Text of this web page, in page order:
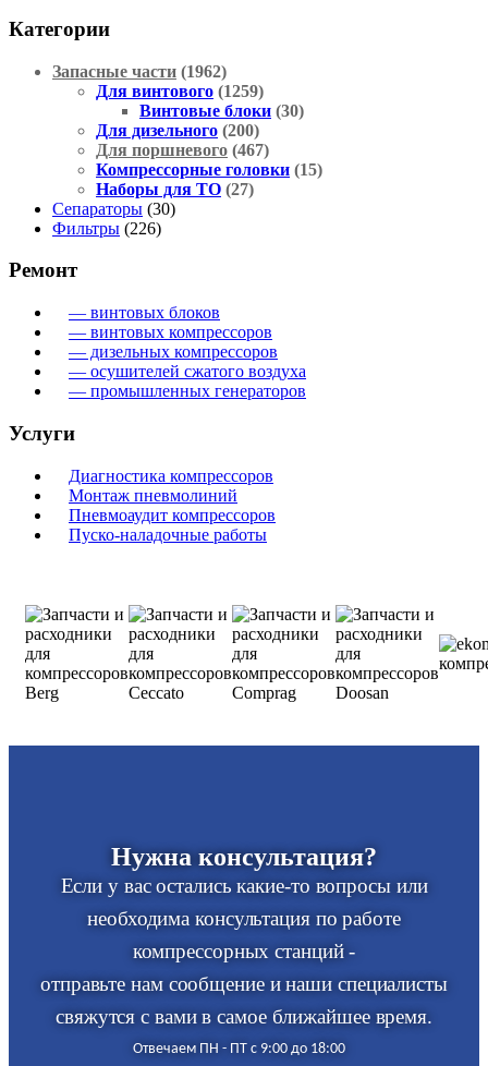
Категории
Запасные части (1962)
Для винтового (1259)
Винтовые блоки (30)
Для дизельного (200)
Для поршневого (467)
Компрессорные головки (15)
Наборы для ТО (27)
Сепараторы (30)
Фильтры (226)
Ремонт
— винтовых блоков
— винтовых компрессоров
— дизельных компрессоров
— осушителей сжатого воздуха
— промышленных генераторов
Услуги
Диагностика компрессоров
Монтаж пневмолиний
Пневмоаудит компрессоров
Пуско-наладочные работы
Нужна консультация?
Если у вас остались какие-то вопросы или
необходима консультация по работе
компрессорных станций -
отправьте нам сообщение и наши специалисты
свяжутся с вами в самое ближайшее время.
Отвечаем ПН - ПТ с 9:00 до 18:00